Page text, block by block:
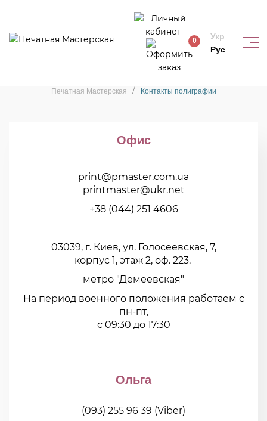
0
Укр
Рус
Наши контакты
Печатная Мастерская Контакты полиграфии
Офис
print@pmaster.com.ua
printmaster@ukr.net
+38 (044) 251 4606
03039, г. Киев, ул. Голосеевская, 7,
корпус 1, этаж 2, оф. 223.
метро "Демеевская"
На период военного положения работаем с
пн-пт,
с 09:30 до 17:30
Ольга
(093) 255 96 39 (Viber)